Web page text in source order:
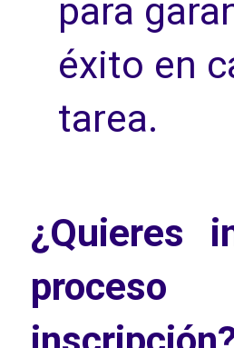
para
éxito en
tarea.
¿Quieres